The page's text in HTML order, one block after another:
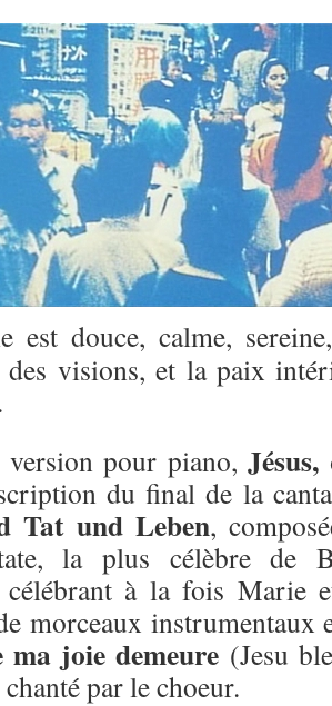
est douce, calme,
des visions, et la paix
version pour piano,
du final de la
Tat und Leben,
la plus célèbre de
célébrant à la fois Marie
morceaux instrumentaux
ma joie demeure (Jesu
par le choeur.